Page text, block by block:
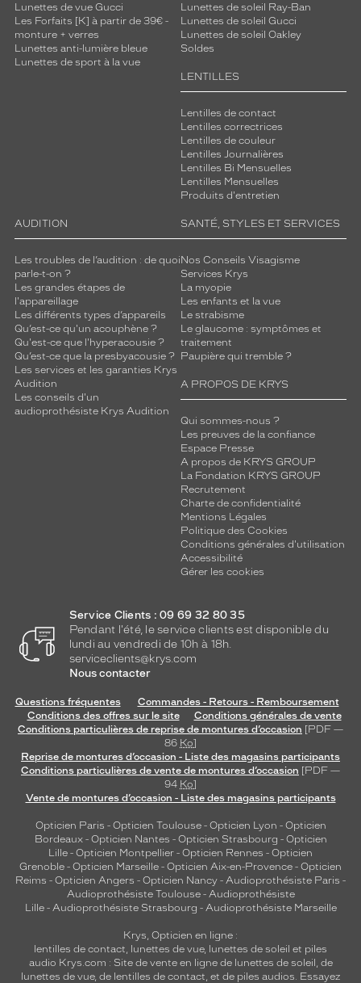
Lunettes de vue Gucci
Les Forfaits [K] à partir de 39€ -
monture + verres
Lunettes anti-lumière bleue
Lunettes de sport à la vue
Lunettes de soleil Ray-Ban
Lunettes de soleil Gucci
Lunettes de soleil Oakley
Soldes
LENTILLES
Lentilles de contact
Lentilles correctrices
Lentilles de couleur
Lentilles Journalières
Lentilles Bi Mensuelles
Lentilles Mensuelles
Produits d'entretien
AUDITION
Les troubles de l’audition : de quoi
parle-t-on ?
Les grandes étapes de
l'appareillage
Les différents types d’appareils
Qu’est-ce qu'un acouphène ?
Qu'est-ce que l'hyperacousie ?
Qu’est-ce que la presbyacousie ?
Les services et les garanties Krys
Audition
Les conseils d'un
audioprothésiste Krys Audition
SANTÉ, STYLES ET SERVICES
Nos Conseils Visagisme
Services Krys
La myopie
Les enfants et la vue
Le strabisme
Le glaucome : symptômes et
traitement
Paupière qui tremble ?
A PROPOS DE KRYS
Qui sommes-nous ?
Les preuves de la confiance
Espace Presse
A propos de KRYS GROUP
La Fondation KRYS GROUP
Recrutement
Charte de confidentialité
Mentions Légales
Politique des Cookies
Conditions générales d'utilisation
Accessibilité
Gérer les cookies
Service Clients : 09 69 32 80 35
Pendant l'été, le service clients est disponible du
lundi au vendredi de 10h à 18h.
serviceclients@krys.com
Nous contacter
Questions fréquentes
Commandes - Retours - Remboursement
Conditions des offres sur le site
Conditions générales de vente
Conditions particulières de reprise de montures d’occasion [PDF —
86 Ko]
Reprise de montures d’occasion - Liste des magasins participants
Conditions particulières de vente de montures d’occasion [PDF —
94 Ko]
Vente de montures d’occasion - Liste des magasins participants
Opticien Paris - Opticien Toulouse- Opticien Lyon - Opticien
Bordeaux- Opticien Nantes - Opticien Strasbourg - Opticien
Lille - Opticien Montpellier - Opticien Rennes - Opticien
Grenoble - Opticien Marseille - Opticien Aix-en-Provence - Opticien
Reims - Opticien Angers - Opticien Nancy - Audioprothésiste Paris -
Audioprothésiste Toulouse- Audioprothésiste
Lille- Audioprothésiste Strasbourg - Audioprothésiste Marseille
Krys, Opticien en ligne :
lentilles de contact lunettes de vue, lunettes de soleil et piles
audio Krys.com : Site de vente en ligne de lunettes de soleil, de
lunettes de vue, de lentilles de contact , et de piles audios. Essayez